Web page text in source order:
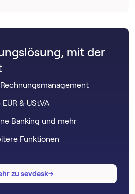
mit der
& UStVA
Banking und mehr
Funktionen
zu sevdesk→
→